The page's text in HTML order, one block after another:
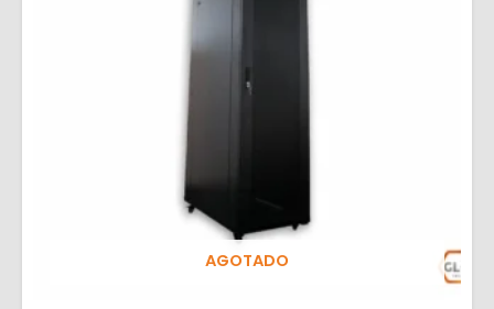
AGOTADO